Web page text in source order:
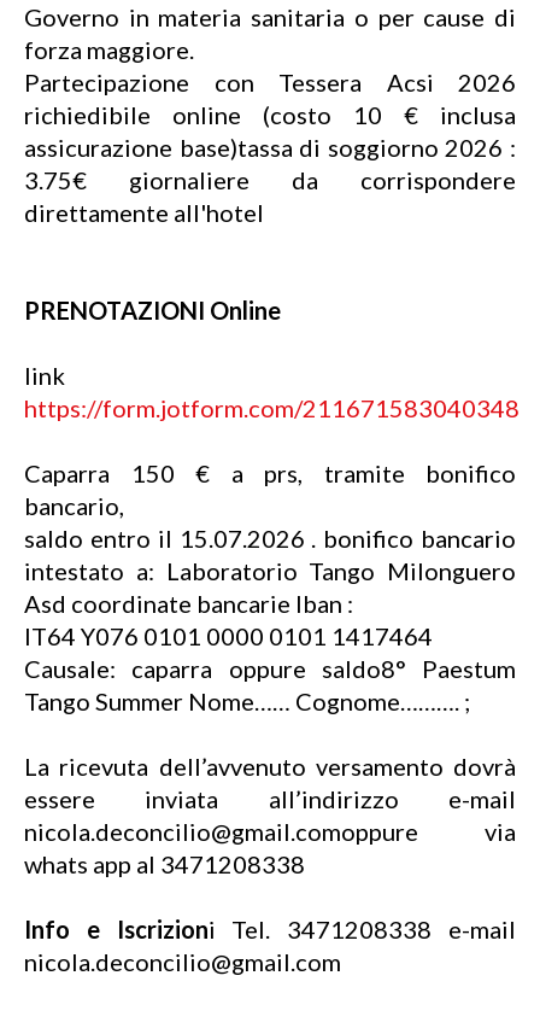
Governo in materia sanitaria o per cause di
forza maggiore.
Partecipazione con Tessera Acsi 2026
richiedibile online (costo 10 € inclusa
assicurazione base)tassa di soggiorno 2026 :
3.75€ giornaliere da corrispondere
direttamente all'hotel
PRENOTAZIONI Online
link
https://form.jotform.com/211671583040348
Caparra 150 € a prs, tramite bonifico
bancario,
saldo entro il 15.07.2026 . bonifico bancario
intestato a: Laboratorio Tango Milonguero
Asd coordinate bancarie Iban :
IT64 Y076 0101 0000 0101 1417464
Causale: caparra oppure saldo8° Paestum
Tango Summer Nome…… Cognome………. ;
La ricevuta dell’avvenuto versamento dovrà
essere inviata all’indirizzo e-mail
nicola.deconcilio@gmail.comoppure via
whats app al 3471208338
Info e Iscrizioni Tel. 3471208338 e-mail
nicola.deconcilio@gmail.com